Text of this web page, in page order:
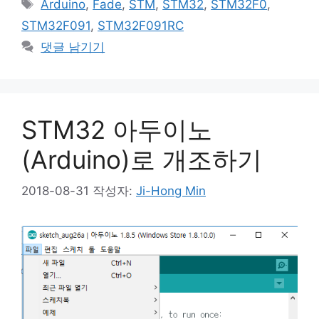
리
그
Arduino, Fade, STM , STM32, STM32F0,
STM32F091, STM32F091RC
댓글 남기기
STM32 아두이노
(Arduino)로 개조하기
2018-08-31 작성자: Ji-Hong Min